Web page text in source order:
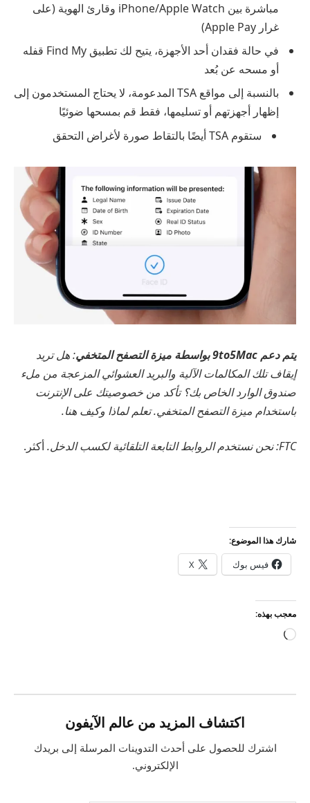
مباشرة بين iPhone/Apple Watch وقارئ الهوية (على
غرار Apple Pay)
في حالة فقدان أحد الأجهزة، يتيح لك تطبيق Find My قفله
أو مسحه عن بُعد
بالنسبة إلى مواقع TSA المدعومة، لا يحتاج المستخدمون إلى
إظهار أجهزتهم أو تسليمها، فقط قم بمسحها ضوئيًا
ستقوم TSA أيضًا بالتقاط صورة لأغراض التحقق
يتم دعم 9to5Mac بواسطة ميزة التصفح المتخفي
: هل تريد
إيقاف تلك المكالمات الآلية والبريد العشوائي المزعجة من ملء
صندوق الوارد الخاص بك؟ تأكد من خصوصيتك على الإنترنت
باستخدام ميزة التصفح المتخفي. تعلم لماذا وكيف هنا.
FTC: نحن نستخدم الروابط التابعة التلقائية لكسب الدخل. أكثر.
شارك هذا الموضوع:
فيس بوك X
معجب بهذه:
جاري
اكتشاف المزيد من عالم الآيفون
اشترك للحصول على أحدث التدوينات المرسلة إلى بريدك
الإلكتروني.